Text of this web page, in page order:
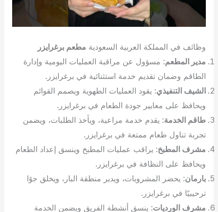
وظائف في المملكة العربية السعودية مطعمبرغرايزر
مدير المطعم: مسؤول عن مراقبة العمليات اليومية وإدارة
الطاقم وضمان تقديم خدمة استثنائية في برغرايزر.
الشيف التنفيذي: يقود العمليات الطهوية ويصمم القوائم
ويحافظ على معايير جودة الطعام في برغرايزر.
طاقم الخدمة: يقدم خدمة مراعية، ويأخذ الطلبات، ويضمن
تجربة تناول طعام ممتعة في برغرايزر.
مشرف المطبخ: يراقب عمليات المطبخ وينسق إعداد الطعام
ويحافظ على النظافة في برغرايزر.
بارمان: يحضر المشروبات، ويدير منطقة البار، ويخلق جوًا
ترحيبيًا في برغرايزر.
مشرف الورديات: ينسق أنشطة الفريق ويضمن الخدمة